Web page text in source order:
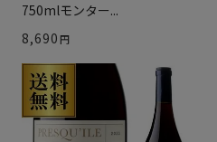
750mlモンター...
8,690